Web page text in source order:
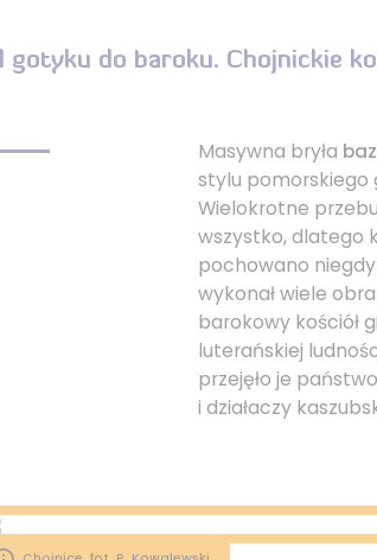
gotyku do baroku. Chojnickie
Masywna bryła
stylu pomorskiego
Wielokrotne
wszystko, dlatego
pochowano
wykonał wiele
barokowy kościół
luterańskiej
przejęło je
i działaczy